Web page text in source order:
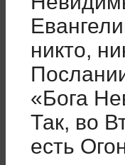
никто,
«Бога
Так, во
есть